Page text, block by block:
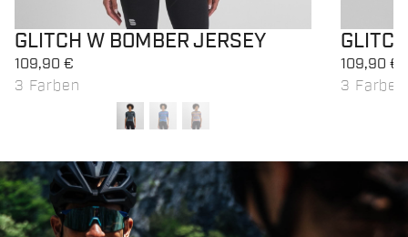
GLITCH W BOMBER JERSEY
109,90 €
3 Farben
109,90 €
3 Farben